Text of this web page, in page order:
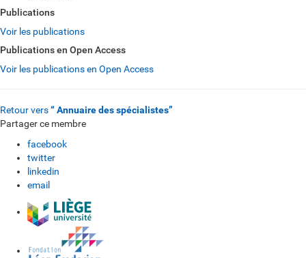
Publications
Voir les publications
Publications en Open Access
Voir les publications en Open Access
Retour vers“ Annuaire des spécialistes”
Partager ce membre
facebook
twitter
linkedin
email